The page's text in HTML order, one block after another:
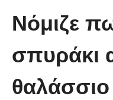
Νόμιζε
σπυράκι
θαλάσσιο